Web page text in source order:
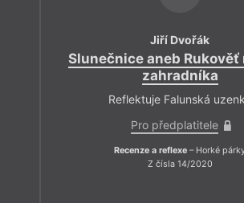
Jiří Dvořák
Slunečnice aneb Rukověť
zahradníka
Reflektuje Falunská
Pro předplatitele
Recenze a reflexe – Horké
Z čísla 14/2020